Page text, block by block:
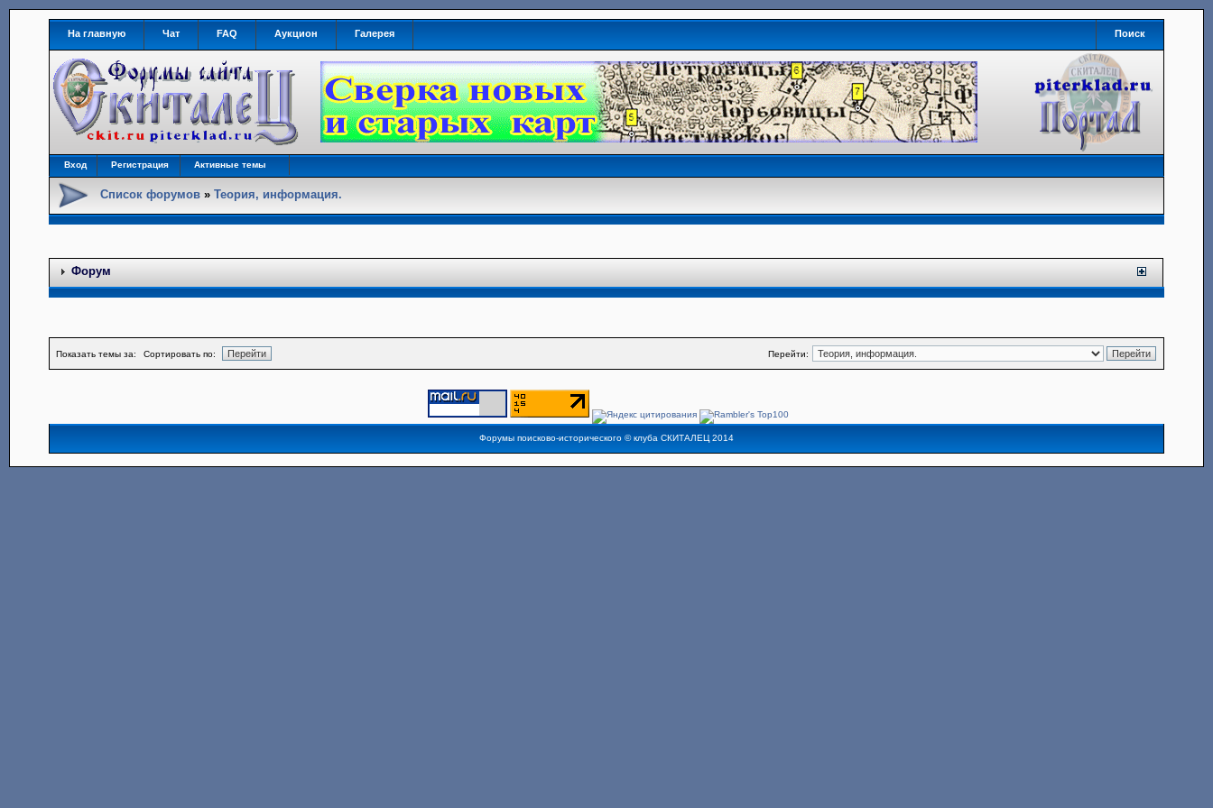
На главную Чат FAQ Аукцион Галерея Поиск
Вход Регистрация Активные темы
Список форумов» Теория, информация.
Форум
Показать темы за: Сортировать по: Перейти:
Форумы поисково-исторического ©клуба СКИТАЛЕЦ2014